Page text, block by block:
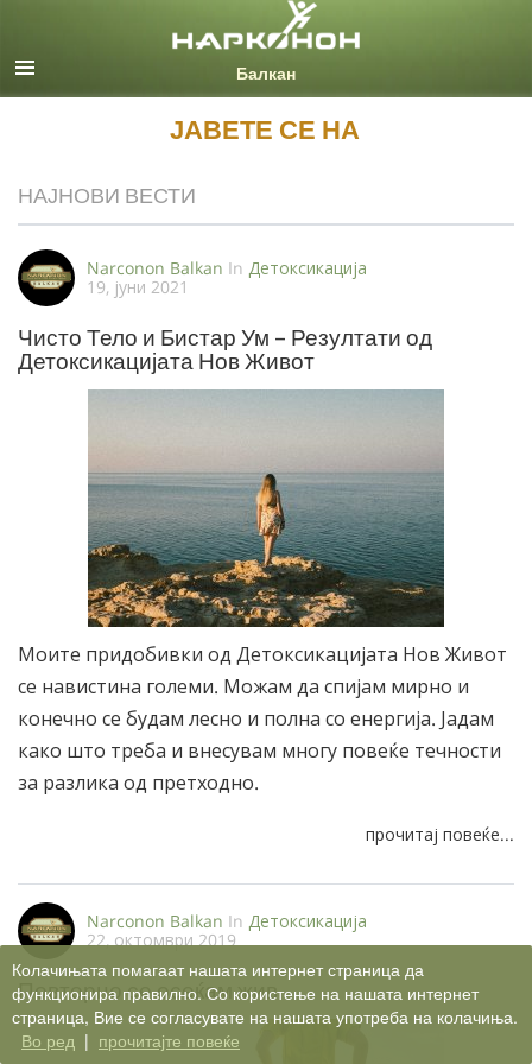
Macedonian
ЈАВЕТЕ СЕ НА
НАЈНОВИ ВЕСТИ
Narconon Balkan In Детоксикација
19, јуни 2021
Чисто Тело и Бистар Ум – Резултати од
Детоксикацијата Нов Живот
Моите придобивки од Детоксикацијата Нов Живот
се навистина големи. Можам да спијам мирно и
конечно се будам лесно и полна со енергија. Јадам
како што треба и внесувам многу повеќе течности
за разлика од претходно.
прочитај повеќе...
Narconon Balkan In Детоксикација
22, октомври 2019
Повторно се осеќам жив
Колачињата помагаат нашата интернет страница да
функционира правилно. Со користење на нашата интернет
страница, Вие се согласувате на нашата употреба на колачиња.
Во ред | прочитајте повеќе